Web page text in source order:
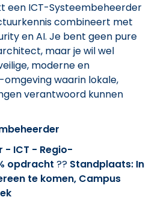
een ICT-Systeembeheerder
combineert met
en AI. Je bent geen pure
maar je wil wel
moderne en
waarin lokale,
verantwoord kunnen
- ICT - Regio-
opdracht ?? Standplaats: In
te komen, Campus